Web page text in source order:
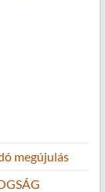
megújulás